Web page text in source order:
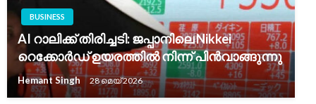
BUSINESS
AI റാലിക്ക് തിരിച്ചടി: ജപ്പാനിലെ Nikkei
റെക്കോർഡ് ഉയരത്തിൽ നിന്ന് പിൻവാങ്ങുന്നു
Hemant Singh 28 മെയ്‌ 2026